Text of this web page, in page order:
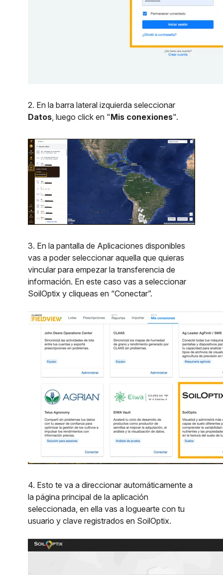
2. En la barra lateral izquierda seleccionar
Datos, luego click en "Mis conexiones".
3. En la pantalla de Aplicaciones disponibles
vas a poder seleccionar aquella que quieras
vincular para empezar la transferencia de
información. En este caso vas a seleccionar
SoilOptix y cliqueas en “Conectar”.
4. Esto te va a direccionar automáticamente a
la página principal de la aplicación
seleccionada, en ella vas a loguearte con tu
usuario y clave registrados en SoilOptix.